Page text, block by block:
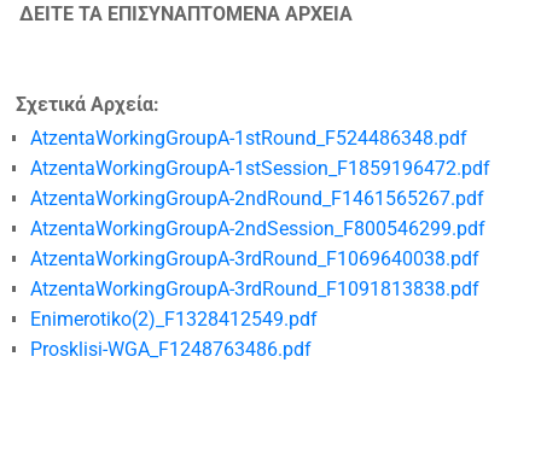
ΔΕΙΤΕ ΤΑ ΕΠΙΣΥΝΑΠΤΟΜΕΝΑ ΑΡΧΕΙΑ
Σχετικά Αρχεία:
AtzentaWorkingGroupA-1stRound_F524486348.pdf
AtzentaWorkingGroupA-1stSession_F1859196472.pdf
AtzentaWorkingGroupA-2ndRound_F1461565267.pdf
AtzentaWorkingGroupA-2ndSession_F800546299.pdf
AtzentaWorkingGroupA-3rdRound_F1069640038.pdf
AtzentaWorkingGroupA-3rdRound_F1091813838.pdf
Enimerotiko(2)_F1328412549.pdf
Prosklisi-WGA_F1248763486.pdf